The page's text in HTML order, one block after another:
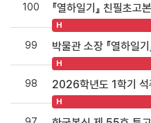
100
H
99
H
98 2026학년도 1학기 석
H